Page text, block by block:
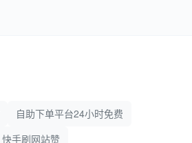
自助下单平台24小时免费
快手刷网站赞